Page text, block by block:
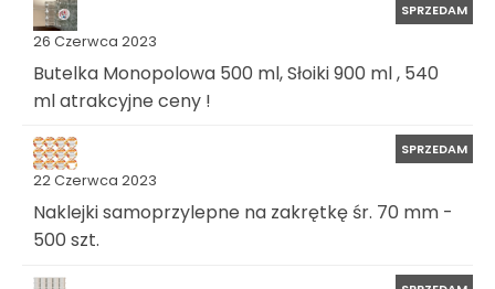
26 Czerwca 2023
SPRZEDAM
Butelka Monopolowa 500 ml, Słoiki 900 ml , 540
ml atrakcyjne ceny !
22 Czerwca 2023
SPRZEDAM
Naklejki samoprzylepne na zakrętkę śr. 70 mm -
500 szt.